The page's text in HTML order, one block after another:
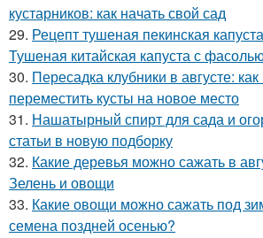
кустарников: как начать свой сад
29. Рецепт тушеная пекинская
Тушеная китайская капуста с
30. Пересадка клубники в августе:
переместить кусты на новое место
31. Нашатырный спирт для сада и
статьи в новую подборку
32. Какие деревья можно сажать в
Зелень и овощи
33. Какие овощи можно сажать под
семена поздней осенью?